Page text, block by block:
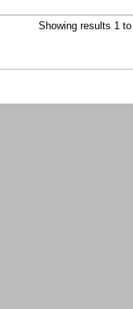
Showing results 1